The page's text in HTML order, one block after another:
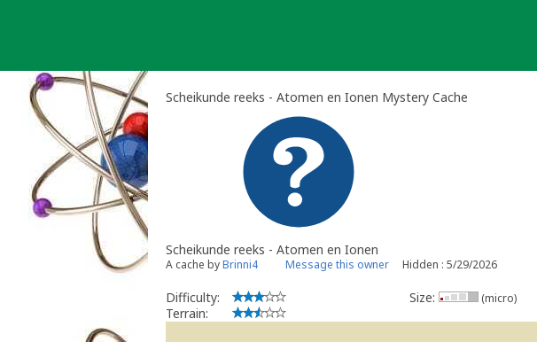
Scheikunde reeks - Atomen en Ionen Mystery Cache
Scheikunde reeks - Atomen en Ionen
A cache byBrinni4 Message this owner Hidden : 5/29/2026
Difficulty:
Terrain:
Size: (micro)